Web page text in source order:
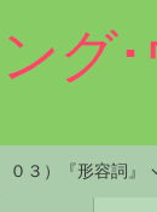
グ
０３）『形容詞』